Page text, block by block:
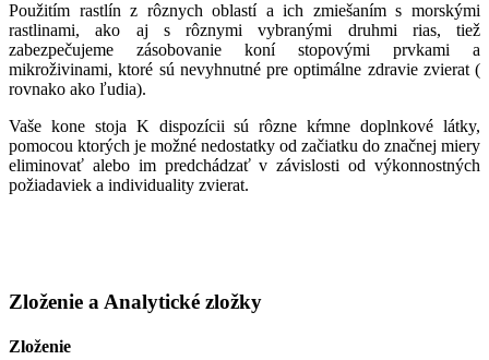
Použitím rastlín z rôznych oblastí a ich zmiešaním s morskými
rastlinami, ako aj s rôznymi vybranými druhmi rias, tiež
zabezpečujeme zásobovanie koní stopovými prvkami a
mikroživinami, ktoré sú nevyhnutné pre optimálne zdravie zvierat (
rovnako ako ľudia).
Vaše kone stoja K dispozícii sú rôzne kŕmne doplnkové látky,
pomocou ktorých je možné nedostatky od začiatku do značnej miery
eliminovať alebo im predchádzať v závislosti od výkonnostných
požiadaviek a individuality zvierat.
Zloženie a Analytické zložky
Zloženie